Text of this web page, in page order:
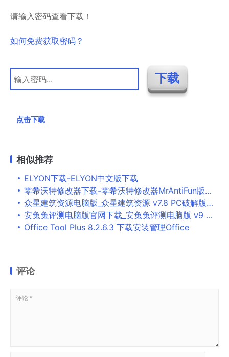
请输入密码查看下载！
如何免费获取密码？
点击下载
相似推荐
ELYON下载-ELYON中文版下载
零希沃特修改器下载-零希沃特修改器MrAntiFun版下载v2022.11.30 最新版
众星建筑资源电脑版_众星建筑资源 v7.8 PC破解版下载
安兔兔评测电脑版官网下载_安兔兔评测电脑版 v9 最新版
Office Tool Plus 8.2.6.3 下载安装管理Office
评论